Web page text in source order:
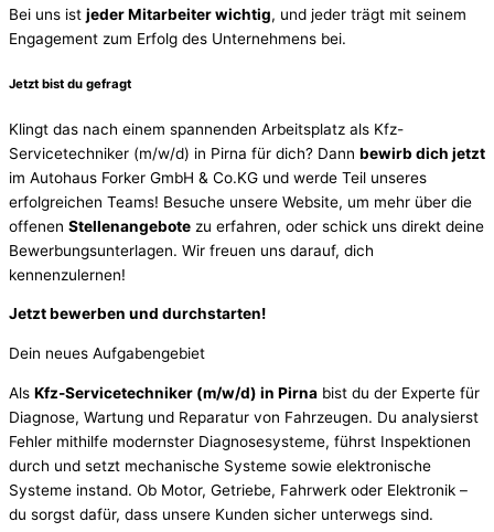
Bei uns ist jeder Mitarbeiter wichtig, und jeder trägt mit seinem
Engagement zum Erfolg des Unternehmens bei.
Jetzt bist du gefragt
Klingt das nach einem spannenden Arbeitsplatz als Kfz-
Servicetechniker (m/w/d) in Pirna für dich? Dann bewirb dich jetzt
im Autohaus Forker GmbH & Co.KG und werde Teil unseres
erfolgreichen Teams! Besuche unsere Website, um mehr über die
offenen Stellenangebote zu erfahren, oder schick uns direkt deine
Bewerbungsunterlagen. Wir freuen uns darauf, dich
kennenzulernen!
Jetzt bewerben und durchstarten!
Dein neues Aufgabengebiet
Als Kfz-Servicetechniker (m/w/d) in Pirna bist du der Experte für
Diagnose, Wartung und Reparatur von Fahrzeugen. Du analysierst
Fehler mithilfe modernster Diagnosesysteme, führst Inspektionen
durch und setzt mechanische Systeme sowie elektronische
Systeme instand. Ob Motor, Getriebe, Fahrwerk oder Elektronik –
du sorgst dafür, dass unsere Kunden sicher unterwegs sind.